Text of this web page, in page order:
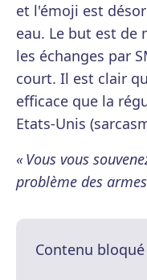
et l'émoji est
eau. Le but est de
les échanges par
court. Il est clair
efficace que la
Etats-Unis
« Vous vous
problème des
Contenu